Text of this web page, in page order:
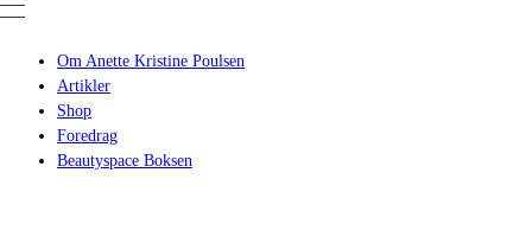
Om Anette Kristine Poulsen
Artikler
Shop
Foredrag
Beautyspace Boksen